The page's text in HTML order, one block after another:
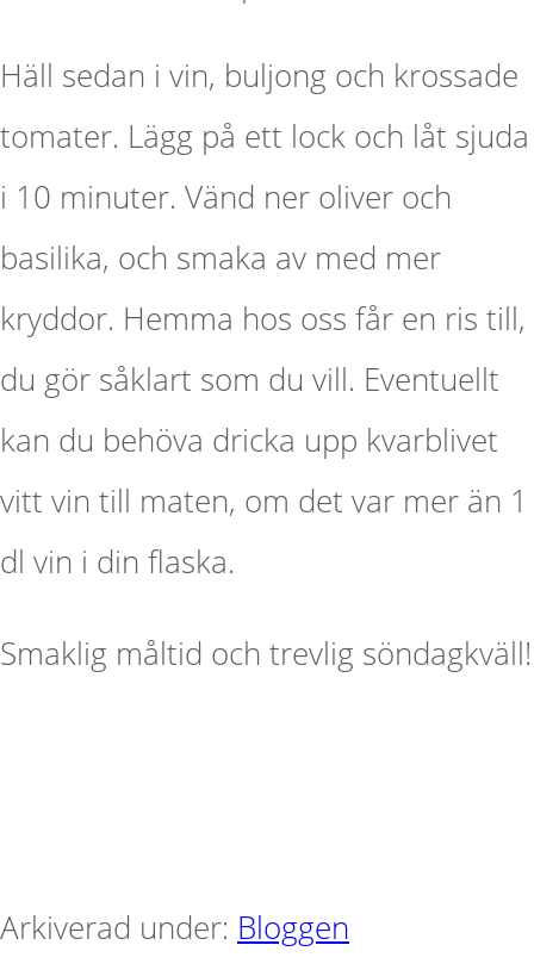
Häll sedan i vin, buljong och krossade
tomater. Lägg på ett lock och låt sjuda
i 10 minuter. Vänd ner oliver och
basilika, och smaka av med mer
kryddor. Hemma hos oss får en ris till,
du gör såklart som du vill. Eventuellt
kan du behöva dricka upp kvarblivet
vitt vin till maten, om det var mer än 1
dl vin i din flaska.
Smaklig måltid och trevlig söndagkväll!
Arkiverad under: Bloggen